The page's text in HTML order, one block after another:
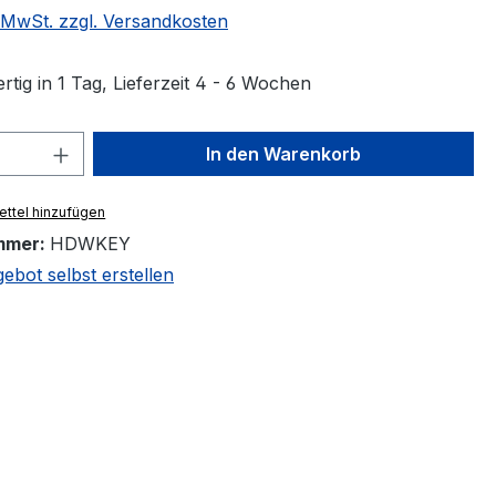
zzgl. Versandkosten
in 1 Tag, Lieferzeit 4 - 6 Wochen
Anzahl: Gib den gewünschten Wert
In den Warenkorb
hinzufügen
HDWKEY
selbst erstellen